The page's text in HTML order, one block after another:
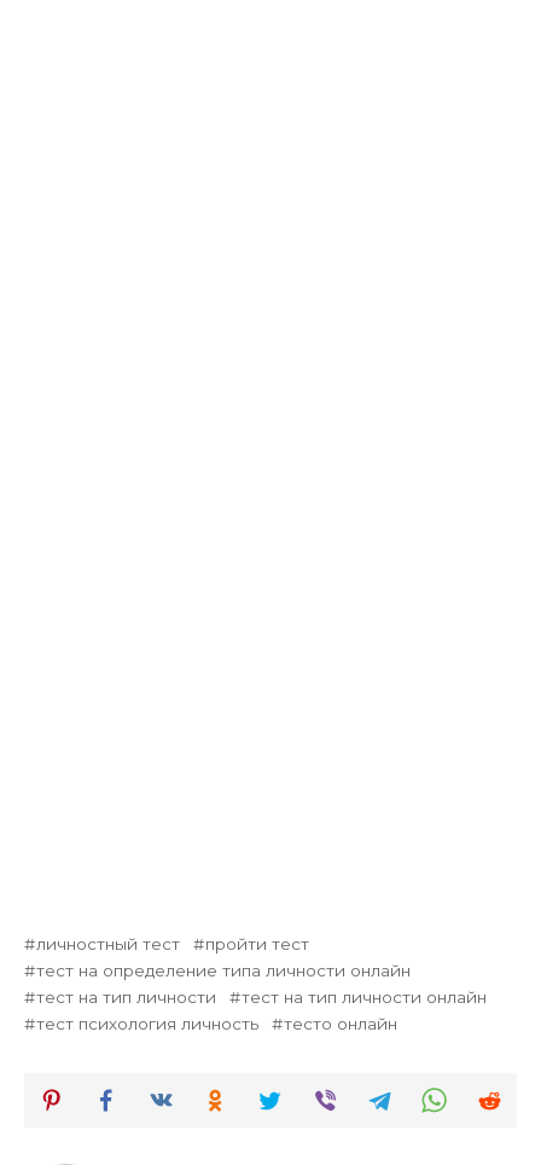
личностный тест
пройти тест
тест на определение типа личности онлайн
тест на тип личности
тест на тип личности онлайн
тест психология личность
тесто онлайн